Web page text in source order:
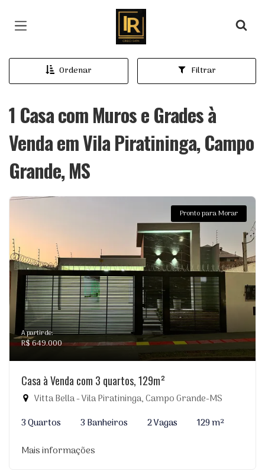
Página inicial
Ordenar Filtrar
1 Casa com Muros e Grades à
Venda em Vila Piratininga, Campo
Grande, MS
Pronto para Morar
A partir de:
R$ 649.000
Casa à Venda com 3 quartos, 129m²
Vitta Bella - Vila Piratininga, Campo Grande-MS
3 Quartos
3 Banheiros 2 Vagas
129 m²
Mais informações